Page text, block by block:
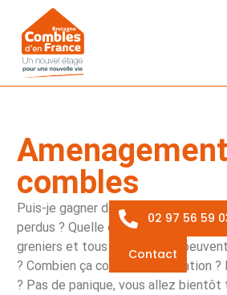
combles
Puis-je gagner de l’espace en
perdus ? Quelle est la durée des
greniers et tous les combles
? Combien ça coûte ? Et l’isolation
? Pas de panique, vous allez
02 97 56 59
Contact
Cookies management panel